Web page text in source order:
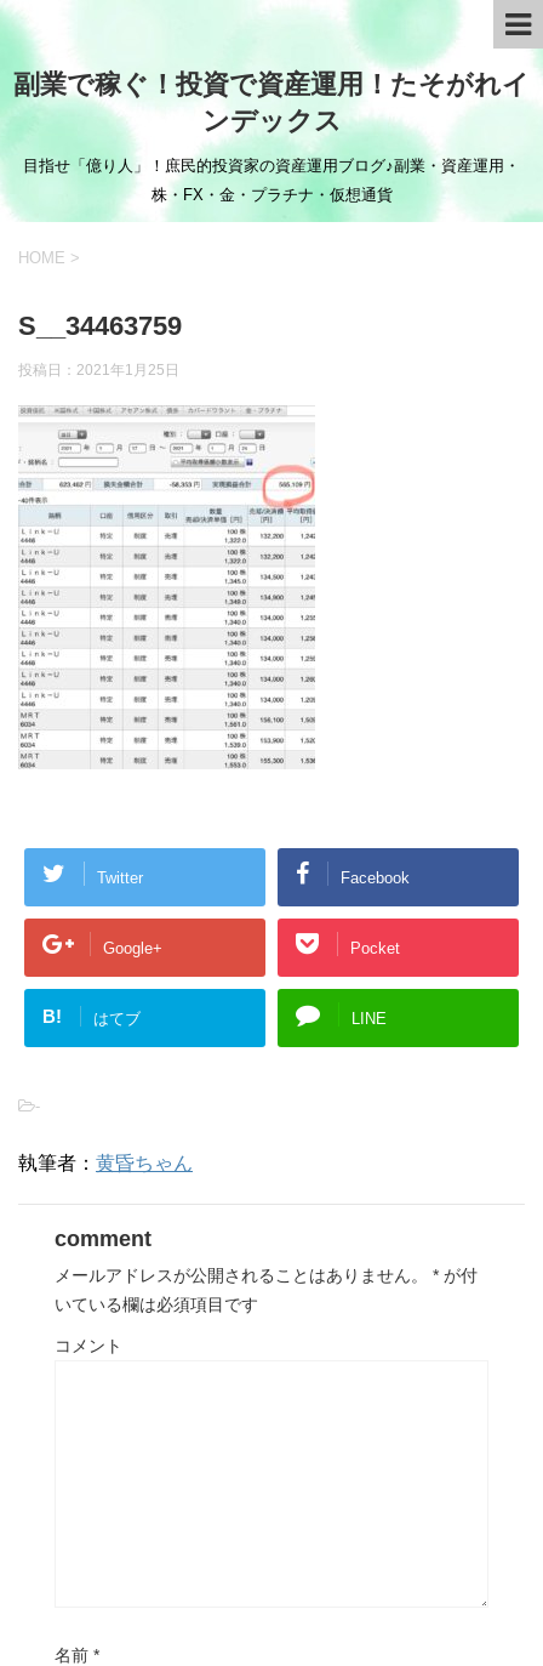
副業で稼ぐ！投資で資産運用！たそがれイ
ンデックス
目指せ「億り人」！庶民的投資家の資産運用ブログ♪副業・資産運用・
株・FX・金・プラチナ・仮想通貨
HOME >
S__34463759
投稿日： 2021年1月25日
Twitter Facebook
Google+ Pocket
B! はてブ LINE
-
執筆者： 黄昏ちゃん
comment
メールアドレスが公開されることはありません。 * が付
いている欄は必須項目です
コメント
名前 *